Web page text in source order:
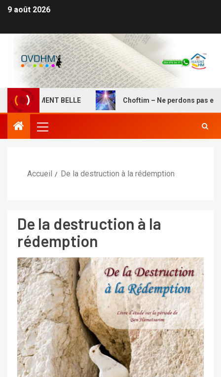
9 août 2026
BELLE Choftim – Ne perdons pas
Accueil De la destruction à la rédemption
De la destruction à la
rédemption